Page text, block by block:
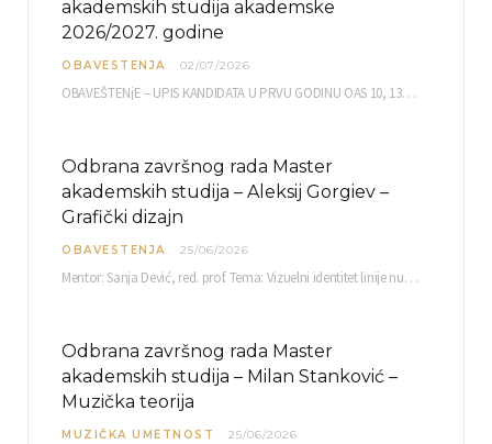
akademskih studija akademske
2026/2027. godine
OBAVESTENJA 02/07/2026
OBAVEŠTENjE – UPIS KANDIDATA U PRVU GODINU OAS 10, 13, 14, 15. i…
Odbrana završnog rada Master
akademskih studija – Aleksij Gorgiev –
Grafički dizajn
OBAVESTENJA 25/06/2026
Mentor: Sanja Dević, red. prof. Tema: Vizuelni identitet linije nutricionističkih proizvoda Vita+: Od ambalaže do multimedijalne komunikacije Petak, 03. 07.…
Odbrana završnog rada Master
akademskih studija – Milan Stanković –
Muzička teorija
MUZIČKA UMETNOST 25/06/2026